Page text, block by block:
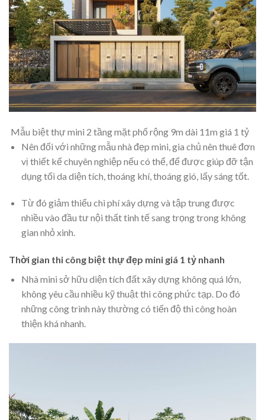
Mẫu biệt thự mini 2 tầng mặt phố rộng 9m dài 11m giá 1 tỷ
Nên đối với những mẫu nhà đẹp mini, gia chủ nên thuê đơn
vị thiết kế chuyên nghiệp nếu có thể, để được giúp đỡ tận
dụng tối da diện tích, thoáng khí, thoáng gió, lấy sáng tốt.
Từ đó giảm thiểu chi phí xây dựng và tập trung được
nhiều vào đầu tư nội thất tinh tế sang trọng trong không
gian nhỏ xinh.
Thời gian thi công biệt thự đẹp mini giá 1 tỷ nhanh
Nhà mini sở hữu diện tích đất xây dựng không quá lớn,
không yêu cầu nhiều kỹ thuật thi công phức tạp. Do đó
những công trình này thường có tiến độ thi công hoàn
thiện khá nhanh.